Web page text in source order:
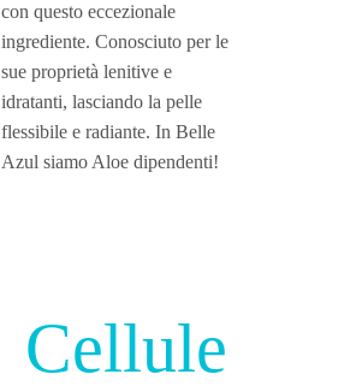
con questo eccezionale
ingrediente. Conosciuto per le
sue proprietà lenitive e
idratanti, lasciando la pelle
flessibile e radiante. In Belle
Azul siamo Aloe dipendenti!
Cellule